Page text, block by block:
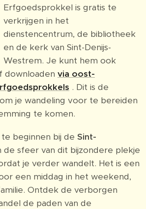
Erfgoedsprokkel is gratis te
verkrijgen in het
dienstencentrum, de bibliotheek
en de kerk van Sint-Denijs-
Westrem. Je kunt hem ook
downloaden via oost-
. Dit is de
je wandeling voor te bereiden
te komen.
beginnen bij de Sint-
de sfeer van dit bijzondere plekje
je verder wandelt. Het is een
een middag in het weekend,
Ontdek de verborgen
de paden van de